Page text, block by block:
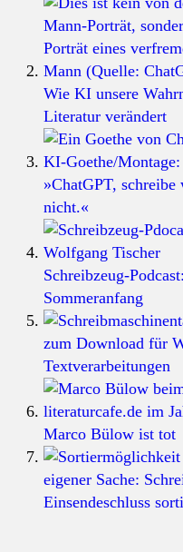
Wie KI unsere
Literatur verändert
»ChatGPT,
nicht.«
Schreibzeug-
Sommeranfang
zum Download für
Textverarbeitungen
Marco Bülow ist tot
eigener Sache:
Einsendeschluss